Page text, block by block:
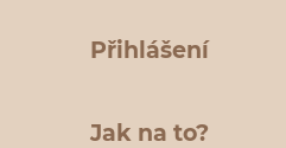
Přihlášení
Jak na to?